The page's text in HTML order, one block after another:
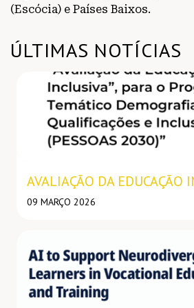
(Escócia) e Países Baixos.
ÚLTIMAS NOTÍCIAS
Notícia
AVALIAÇÃO DA EDUCAÇÃO
09 MARÇO 2026